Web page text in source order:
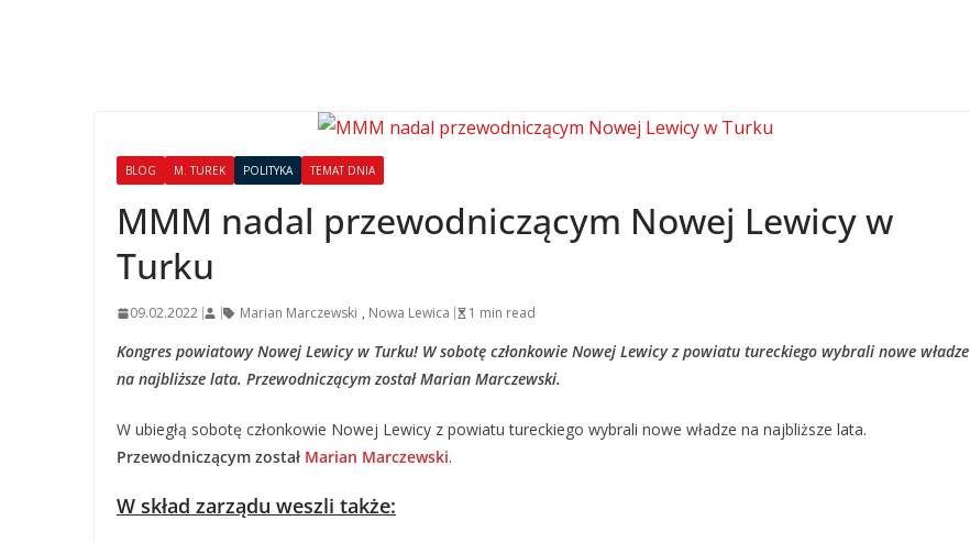
BLOG M. TUREK POLITYKA TEMAT DNIA
MMM nadal przewodniczącym Nowej Lewicy w
Turku
09.02.2022 Marian Marczewski , Nowa Lewica 1 min read
Kongres powiatowy Nowej Lewicy w Turku! W sobotę członkowie Nowej Lewicy z powiatu tureckiego wybrali nowe władze
na najbliższe lata. Przewodniczącym został Marian Marczewski.
W ubiegłą sobotę członkowie Nowej Lewicy z powiatu tureckiego wybrali nowe władze na najbliższe lata.
Przewodniczącym został Marian Marczewski.
W skład zarządu weszli także: